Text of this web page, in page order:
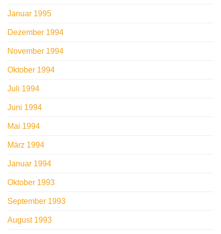
Januar 1995
Dezember 1994
November 1994
Oktober 1994
Juli 1994
Juni 1994
Mai 1994
März 1994
Januar 1994
Oktober 1993
September 1993
August 1993